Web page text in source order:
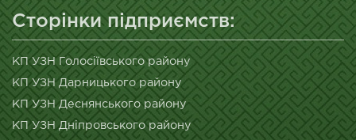
Сторінки підприємств:
КП УЗН Голосіївського району
КП УЗН Дарницького району
КП УЗН Деснянського району
КП УЗН Дніпровського району